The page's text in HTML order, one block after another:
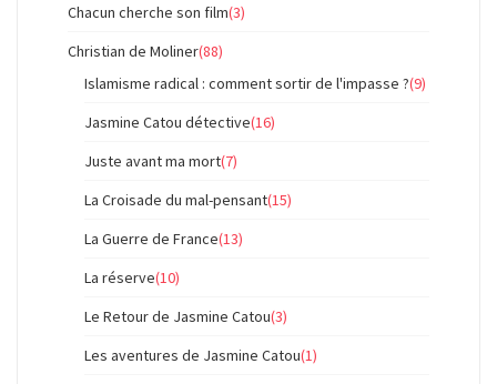
Chacun cherche son film(3)
Christian de Moliner(88)
Islamisme radical : comment sortir de l'impasse ?(9)
Jasmine Catou détective(16)
Juste avant ma mort(7)
La Croisade du mal-pensant(15)
La Guerre de France(13)
La réserve(10)
Le Retour de Jasmine Catou(3)
Les aventures de Jasmine Catou(1)